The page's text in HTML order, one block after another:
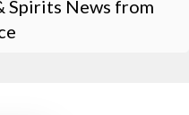
Spirits News from